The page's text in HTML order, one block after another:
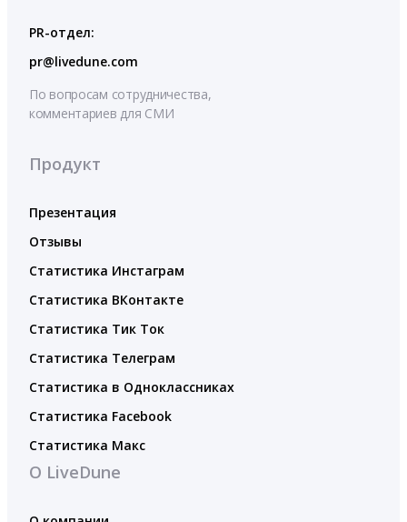
PR-отдел:
pr@livedune.com
По вопросам сотрудничества,
комментариев для СМИ
Продукт
Презентация
Отзывы
Статистика Инстаграм
Статистика ВКонтакте
Статистика Тик Ток
Статистика Телеграм
Статистика в Одноклассниках
Статистика Facebook
Статистика Макс
О LiveDune